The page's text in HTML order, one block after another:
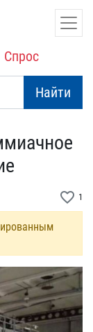
Спрос
Найти
favorite_border 1